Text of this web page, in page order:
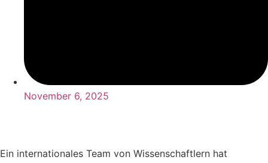
November 6, 2025
Ein internationales Team von Wissenschaftlern hat